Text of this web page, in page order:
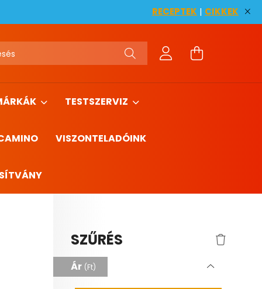
RECEPTEK | CIKKEK
TESTSZERVIZ
VISZONTELADÓINK
SZŰRÉS
Ár (Ft)